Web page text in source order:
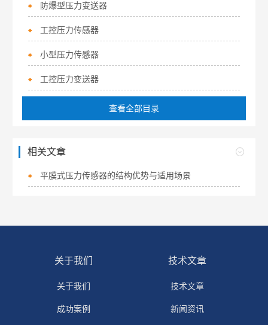
防爆型压力变送器
工控压力传感器
小型压力传感器
工控压力变送器
查看全部目录
相关文章
平膜式压力传感器的结构优势与适用场景
关于我们
关于我们
成功案例
技术文章
技术文章
新闻资讯